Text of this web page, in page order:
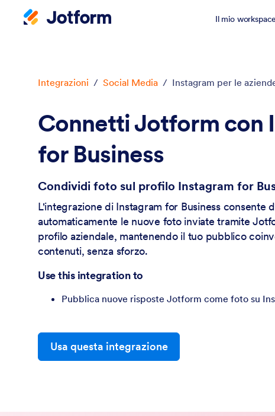
Il mio workspace
Integrazioni / Social Media / Instagram per le
Connetti Jotform con
for Business
Condividi foto sul profilo Instagram for
L'integrazione di Instagram for Business consente
automaticamente le nuove foto inviate tramite
profilo aziendale, mantenendo il tuo pubblico
contenuti, senza sforzo.
Use this integration to
Pubblica nuove risposte Jotform come foto su
Usa questa integrazione